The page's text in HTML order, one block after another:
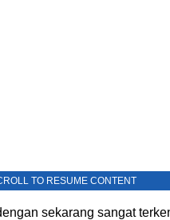
TO RESUME CONTENT
sekarang sangat